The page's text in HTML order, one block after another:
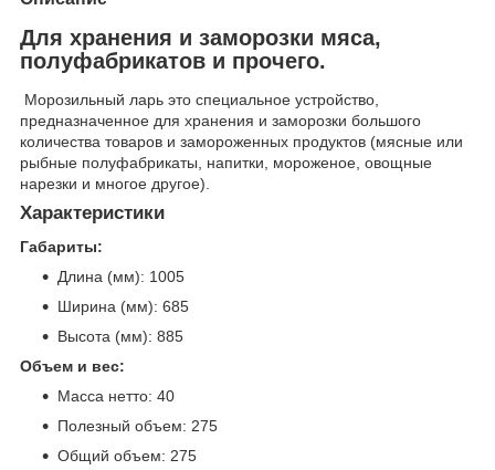
Для хранения и заморозки мяса,
полуфабрикатов и прочего.
Морозильный ларь это специальное устройство,
предназначенное для хранения и заморозки большого
количества товаров и замороженных продуктов (мясные или
рыбные полуфабрикаты, напитки, мороженое, овощные
нарезки и многое другое).
Характеристики
Габариты:
Длина (мм): 1005
Ширина (мм): 685
Высота (мм): 885
Объем и вес:
Масса нетто: 40
Полезный объем: 275
Общий объем: 275